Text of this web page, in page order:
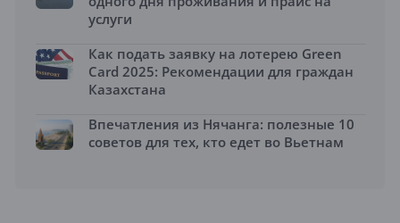
услуги
Как подать заявку на лотерею Green
Card 2025: Рекомендации для граждан
Казахстана
Впечатления из Нячанга: полезные 10
советов для тех, кто едет во Вьетнам